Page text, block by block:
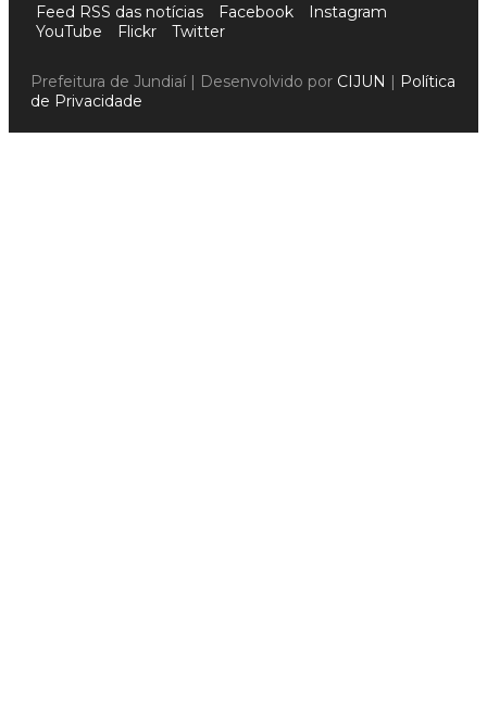
Feed RSS das notícias Facebook
Instagram
YouTube
Flickr Twitter
Prefeitura de Jundiaí | Desenvolvido por CIJUN | Política
de Privacidade